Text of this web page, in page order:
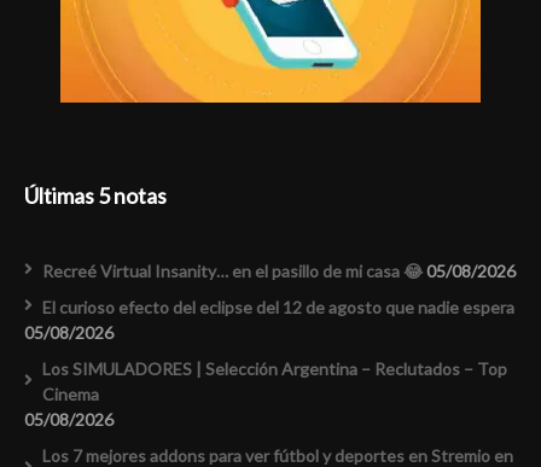
Últimas 5 notas
Recreé Virtual Insanity… en el pasillo de mi casa 😂05/08/2026
El curioso efecto del eclipse del 12 de agosto que nadie espera
05/08/2026
Los SIMULADORES | Selección Argentina – Reclutados – Top
Cinema
05/08/2026
Los 7 mejores addons para ver fútbol y deportes en Stremio en